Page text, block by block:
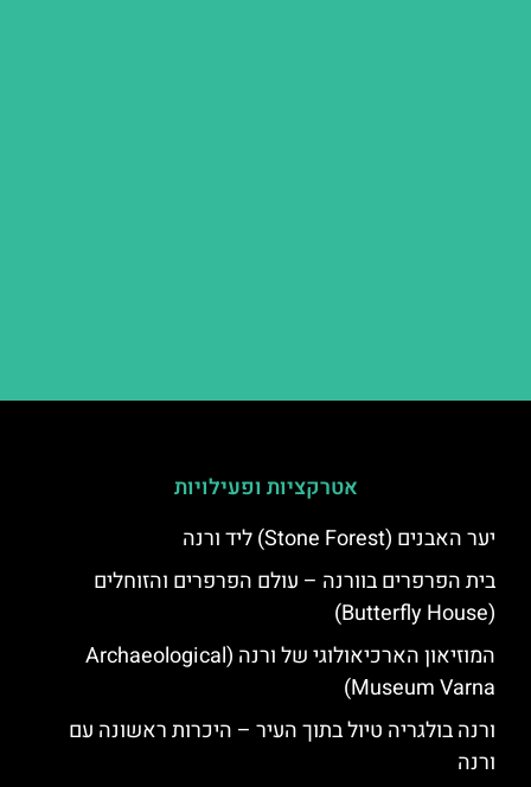
אטרקציות ופעילויות
יער האבנים (Stone Forest) ליד ורנה
בית הפרפרים בוורנה – עולם הפרפרים והזוחלים
(Butterfly House)
המוזיאון הארכיאולוגי של ורנה (Archaeological
Museum Varna)
ורנה בולגריה טיול בתוך העיר – היכרות ראשונה עם
ורנה